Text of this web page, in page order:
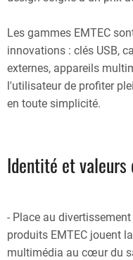
Les gammes EMTEC
innovations : clés USB,
externes, appareils
l'utilisateur de profiter
en toute simplicité.
Identité et valeurs
- Place au
produits EMTEC jouent
multimédia au cœur du